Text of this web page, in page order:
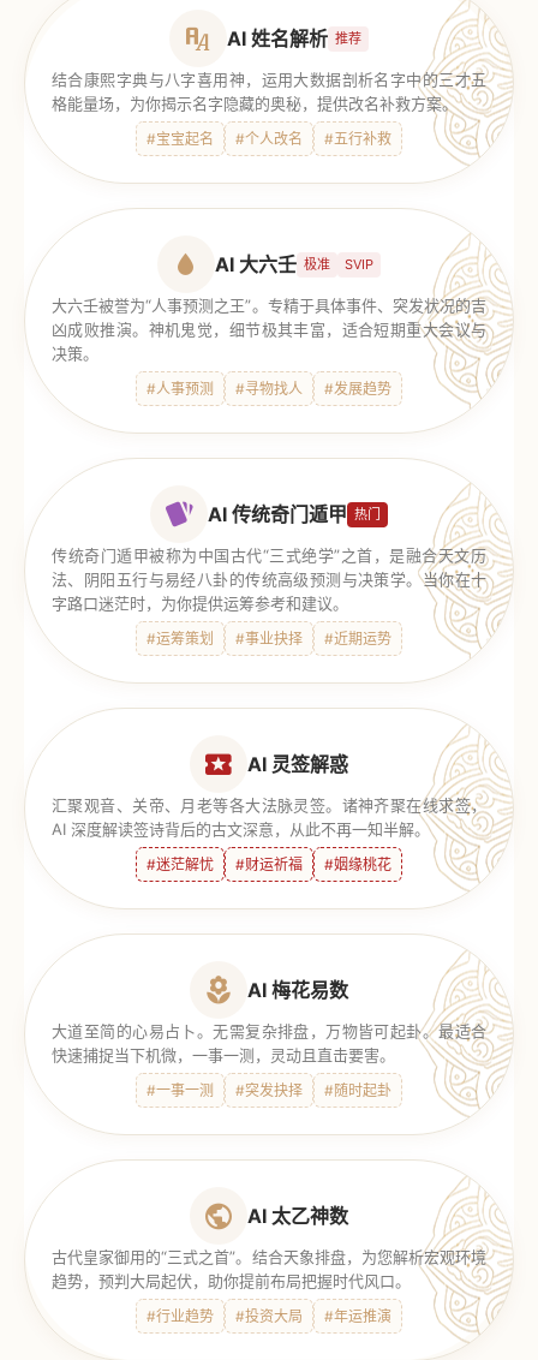
AI 姓名解析 推荐
结合康熙字典与八字喜用神，运用大数据剖析名字中的三才五
格能量场，为你揭示名字隐藏的奥秘，提供改名补救方案。
#宝宝起名 #个人改名 #五行补救
AI 大六壬 极准 SVIP
大六壬被誉为“人事预测之王”。专精于具体事件、突发状况的吉
凶成败推演。神机鬼觉，细节极其丰富，适合短期重大会议与
决策。
#人事预测 #寻物找人 #发展趋势
AI 传统奇门遁甲 热门
传统奇门遁甲被称为中国古代“三式绝学”之首，是融合天文历
法、阴阳五行与易经八卦的传统高级预测与决策学。当你在十
字路口迷茫时，为你提供运筹参考和建议。
#运筹策划 #事业抉择 #近期运势
AI 灵签解惑
汇聚观音、关帝、月老等各大法脉灵签。诸神齐聚在线求签，
AI 深度解读签诗背后的古文深意，从此不再一知半解。
#迷茫解忧 #财运祈福 #姻缘桃花
AI 梅花易数
大道至简的心易占卜。无需复杂排盘，万物皆可起卦。最适合
快速捕捉当下机微，一事一测，灵动且直击要害。
#一事一测 #突发抉择 #随时起卦
AI 太乙神数
古代皇家御用的“三式之首”。结合天象排盘，为您解析宏观环境
趋势，预判大局起伏，助你提前布局把握时代风口。
#行业趋势 #投资大局 #年运推演